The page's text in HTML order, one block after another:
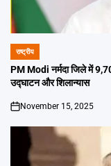
POSTED
IN
राष्ट्रीय
PM Modi नर्मदा जिले में
उद्घाटन और शिलान्यास
on
November 15, 2025